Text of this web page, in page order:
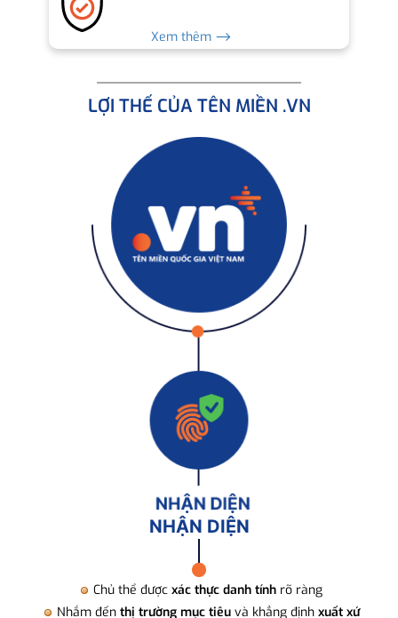
Xem thêm ⟶
LỢI THẾ CỦA TÊN MIỀN .VN
NHẬN DIỆN
Chủ thể được xác thực danh tính rõ ràng
Nhắm đến thị trường mục tiêuvà khẳng định xuất xứ